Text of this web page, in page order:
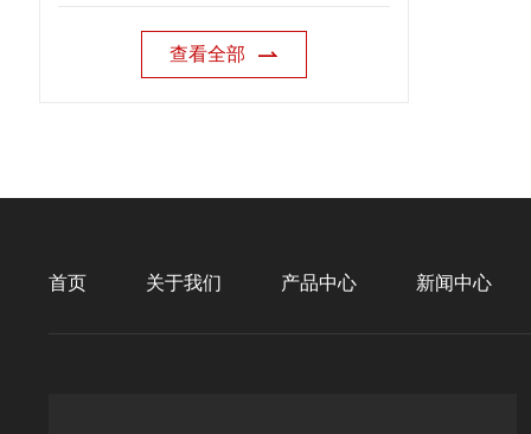
查看全部
首页 关于我们 产品中心 新闻中心